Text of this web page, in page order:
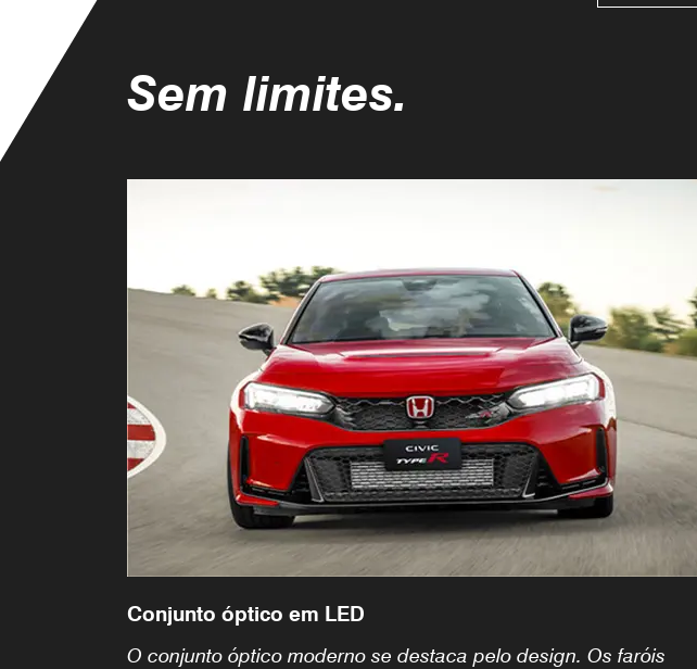
Sem limites.
Conjunto óptico em LED
O conjunto óptico moderno se destaca pelo design. Os faróis